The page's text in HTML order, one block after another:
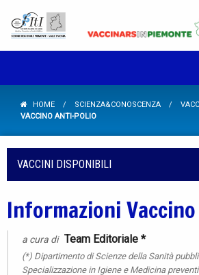
HOME SCIENZA&CONOSCENZA
VACCINO ANTI-POLIO
VACCINI DISPONIBILI
Informazioni
a cura di Team Editoriale *
(*) Dipartimento di Scienze della Sanità
Specializzazione in Igiene e Medicina